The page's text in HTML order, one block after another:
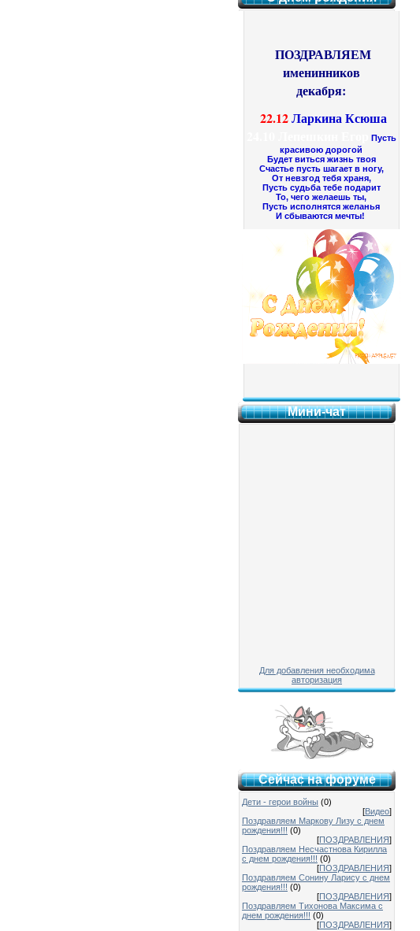
ПОЗДРАВЛЯЕМ
именинников
декабря:
22.12Ларкина Ксюша
Пусть
красивою дорогой
Будет виться жизнь твоя
Счастье пусть шагает в ногу,
От невзгод тебя храня,
Пусть судьба тебе подарит
То, чего желаешь ты,
Пусть исполнятся желанья
И сбываются мечты!
Мини-чат
Для добавления необходима
авторизация
Сейчас на форуме
Дети - герои войны (0)
[Видео]
Поздравляем Маркову Лизу с днем
рождения!!! (0)
[ПОЗДРАВЛЕНИЯ]
Поздравляем Несчастнова Кирилла
с днем рождения!!! (0)
[ПОЗДРАВЛЕНИЯ]
Поздравляем Сонину Ларису с днем
рождения!!! (0)
[ПОЗДРАВЛЕНИЯ]
Поздравляем Тихонова Максима с
днем рождения!!! (0)
[ПОЗДРАВЛЕНИЯ]